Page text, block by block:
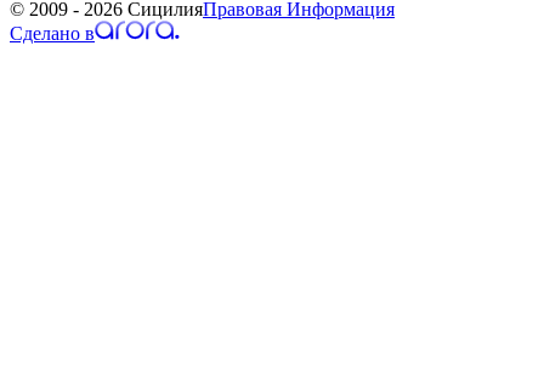
© 2009 - 2026 СицилияПравовая Информация
Сделано в